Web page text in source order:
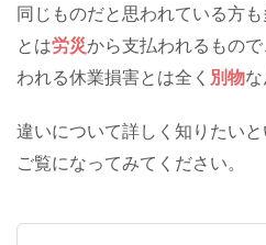
同じものだと思われている方
とは労災から支払われるもの
われる休業損害とは全く 別物な
違いについて詳しく知りたい
ご覧になってみてください。